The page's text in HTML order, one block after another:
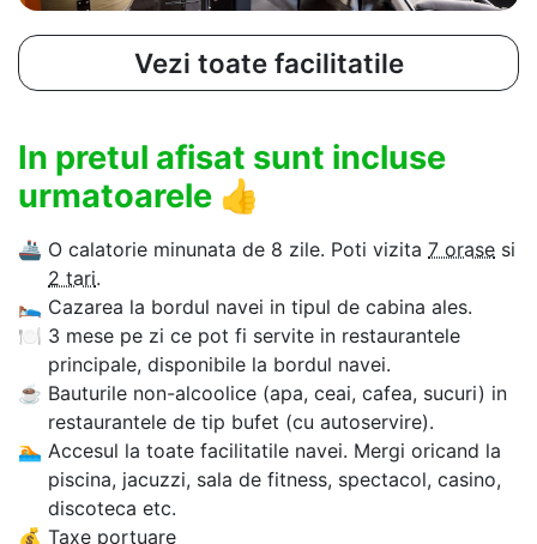
Vezi toate facilitatile
In pretul afisat sunt incluse
urmatoarele 👍
🚢 O calatorie minunata de 8 zile. Poti vizita 7 orase si
2 tari.
🛌 Cazarea la bordul navei in tipul de cabina ales.
🍽 3 mese pe zi ce pot fi servite in restaurantele
principale, disponibile la bordul navei.
☕ Bauturile non-alcoolice (apa, ceai, cafea, sucuri) in
restaurantele de tip bufet (cu autoservire).
🏊‍ Accesul la toate facilitatile navei. Mergi oricand la
piscina, jacuzzi, sala de fitness, spectacol, casino,
discoteca etc.
💰 Taxe portuare